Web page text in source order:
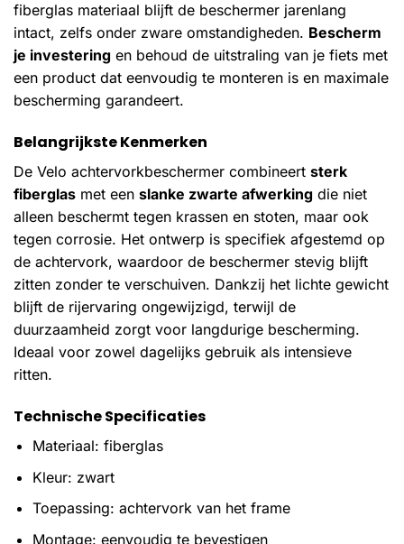
fiberglas materiaal blijft de beschermer jarenlang
intact, zelfs onder zware omstandigheden. Bescherm
je investering en behoud de uitstraling van je fiets met
een product dat eenvoudig te monteren is en maximale
bescherming garandeert.
Belangrijkste Kenmerken
De Velo achtervorkbeschermer combineert sterk
fiberglas met een slanke zwarte afwerking die niet
alleen beschermt tegen krassen en stoten, maar ook
tegen corrosie. Het ontwerp is specifiek afgestemd op
de achtervork, waardoor de beschermer stevig blijft
zitten zonder te verschuiven. Dankzij het lichte gewicht
blijft de rijervaring ongewijzigd, terwijl de
duurzaamheid zorgt voor langdurige bescherming.
Ideaal voor zowel dagelijks gebruik als intensieve
ritten.
Technische Specificaties
Materiaal: fiberglas
Kleur: zwart
Toepassing: achtervork van het frame
Montage: eenvoudig te bevestigen